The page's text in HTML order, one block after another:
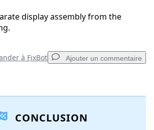
display assembly from the
à FixBot Ajouter un commentaire
CONCLUSION